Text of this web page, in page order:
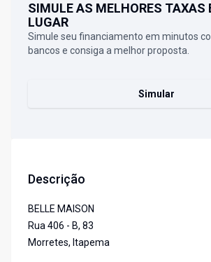
SIMULE AS MELHORES TAXAS
LUGAR
Simule seu financiamento em minutos
bancos e consiga a melhor proposta.
Simular
Descrição
BELLE MAISON
Rua 406 - B, 83
Morretes, Itapema